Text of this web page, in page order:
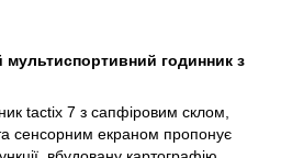
мультиспортивний годинник з
tactix 7 з сапфіровим склом,
сенсорним екраном пропонує